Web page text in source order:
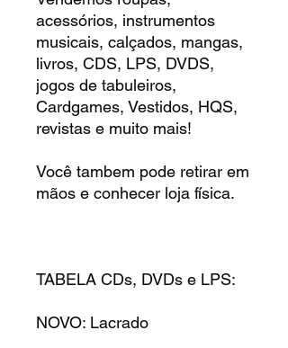
acessórios, instrumentos
musicais, calçados, mangas,
livros, CDS, LPS, DVDS,
jogos de tabuleiros,
Cardgames, Vestidos, HQS,
revistas e muito mais!
Você tambem pode retirar em
mãos e conhecer loja física.
TABELA CDs, DVDs e LPS:
NOVO: Lacrado